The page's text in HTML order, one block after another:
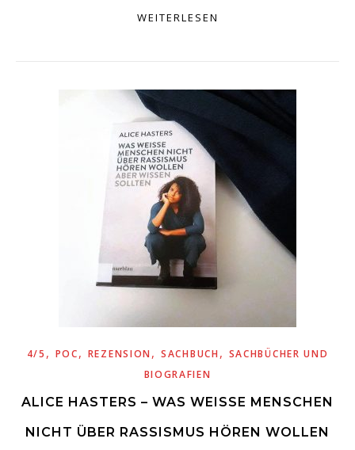
WEITERLESEN
4/5 , POC, REZENSION ,SACHBUCH , SACHBÜCHER UND
BIOGRAFIEN
ALICE HASTERS – WAS WEISSE MENSCHEN N
ICHT ÜBER RASSISMUS HÖREN WOLLEN A